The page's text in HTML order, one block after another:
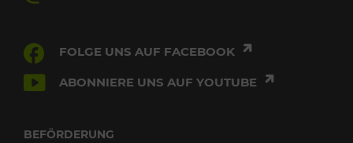
FOLGE UNS AUF FACEBOOK
ABONNIERE UNS AUF YOUTUBE
BEFÖRDERUNG